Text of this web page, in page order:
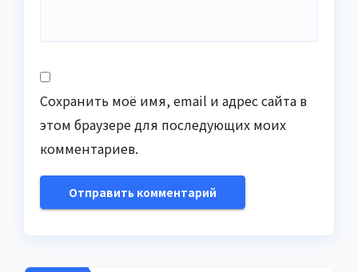
Сохранить моё имя, email и адрес сайта в
этом браузере для последующих моих
комментариев.